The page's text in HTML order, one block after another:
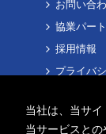
当社は、当サ
当サービスと
お問い合
協業パー
採用情報
プライバ